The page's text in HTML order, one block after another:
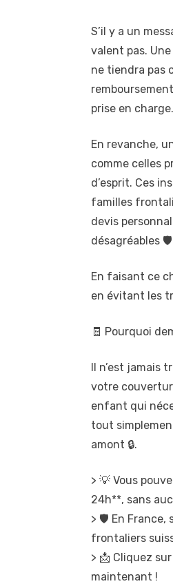
S’il y a un
valent pas.
ne tiendra pas
prise en charge.
En revanche,
comme celles
d’esprit. Ces
familles
devis
désagréables
En faisant ce
en évitant les
🧾 Pourquoi
Il n’est jamais
votre
enfant qui
tout
amont 🔒.
> 💡 Vous
24h**, sans
> 🛡️ En France,
frontaliers
> 📩 Cliquez
maintenant !